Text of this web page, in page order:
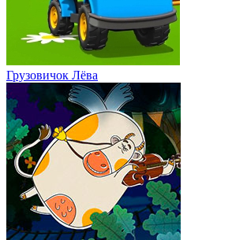
Грузовичок Лёва